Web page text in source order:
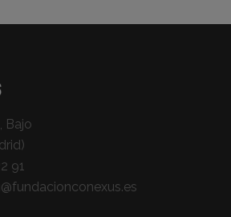
Bajo
91